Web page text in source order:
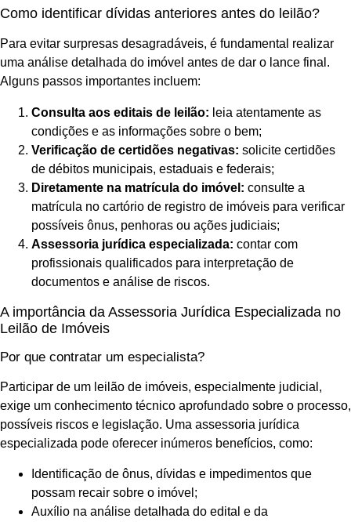
Como identificar dívidas anteriores antes do leilão?
Para evitar surpresas desagradáveis, é fundamental realizar
uma análise detalhada do imóvel antes de dar o lance final.
Alguns passos importantes incluem:
Consulta aos editais de leilão: leia atentamente as
condições e as informações sobre o bem;
Verificação de certidões negativas: solicite certidões
de débitos municipais, estaduais e federais;
Diretamente na matrícula do imóvel: consulte a
matrícula no cartório de registro de imóveis para verificar
possíveis ônus, penhoras ou ações judiciais;
Assessoria jurídica especializada: contar com
profissionais qualificados para interpretação de
documentos e análise de riscos.
A importância da Assessoria Jurídica Especializada no
Leilão de Imóveis
Por que contratar um especialista?
Participar de um leilão de imóveis, especialmente judicial,
exige um conhecimento técnico aprofundado sobre o processo,
possíveis riscos e legislação. Uma assessoria jurídica
especializada pode oferecer inúmeros benefícios, como:
Identificação de ônus, dívidas e impedimentos que
possam recair sobre o imóvel;
Auxílio na análise detalhada do edital e da